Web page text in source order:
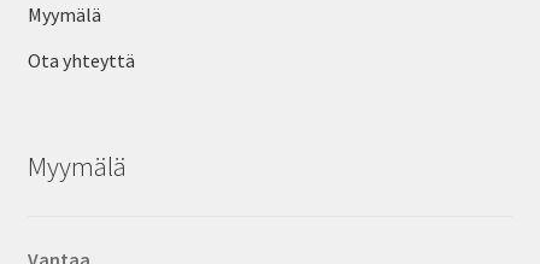
Myymälä
Ota yhteyttä
Myymälä
Vantaa